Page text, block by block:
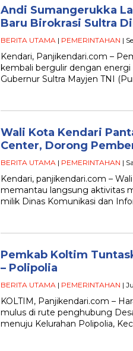
Andi Sumangerukka
Baru Birokrasi Sultra
BERITA UTAMA | PEMERINTAHAN |
Kendari, Panjikendari.com –
kembali bergulir dengan energi
Gubernur Sultra Mayjen TNI
Wali Kota Kendari
Center, Dorong
BERITA UTAMA | PEMERINTAHAN |
Kendari, panjikendari.com –
memantau langsung aktivitas
milik Dinas Komunikasi dan
Pemkab Koltim
– Polipolia
BERITA UTAMA | PEMERINTAHAN |
KOLTIM, Panjikendari.com –
mulus di rute penghubung
menuju Kelurahan Polipolia,